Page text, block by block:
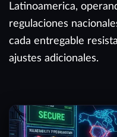
Latinoamerica,
regulaciones
cada entregable
ajustes adicionales.